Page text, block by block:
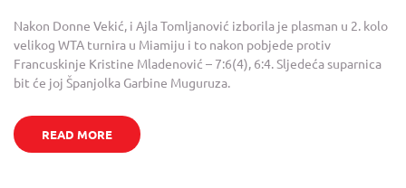
Nakon Donne Vekić, i Ajla Tomljanović izborila je plasman u 2. kolo
velikog WTA turnira u Miamiju i to nakon pobjede protiv
Francuskinje Kristine Mladenović – 7:6(4), 6:4. Sljedeća suparnica
bit će joj Španjolka Garbine Muguruza.
READ MORE